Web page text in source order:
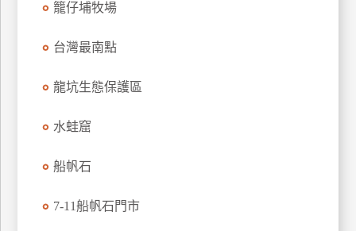
籠仔埔牧場
台灣最南點
龍坑生態保護區
水蛙窟
船帆石
7-11船帆石門市